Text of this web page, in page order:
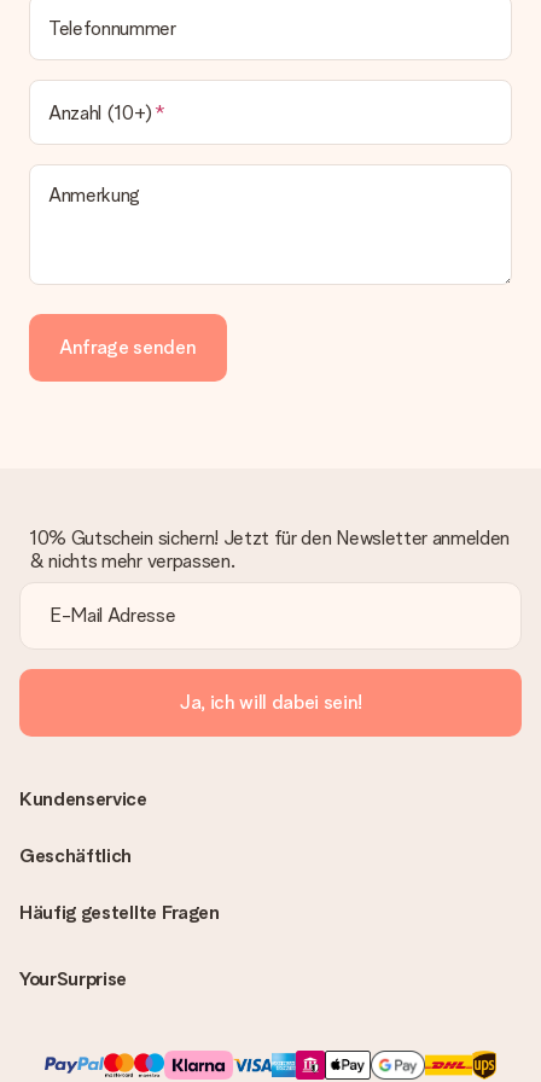
Telefonnummer
Anzahl (10+)
Anmerkung
Anfrage senden
10% Gutschein sichern! Jetzt für den Newsletter anmelden
& nichts mehr verpassen.
Ja, ich will dabei sein!
Häufig gestellte Fragen
YourSurprise
Kundenservice
Geschäftlich